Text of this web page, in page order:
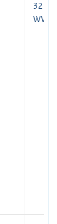
32 lid
WWB